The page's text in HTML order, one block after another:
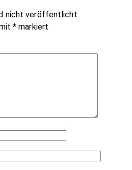
nicht veröffentlicht.
* markiert